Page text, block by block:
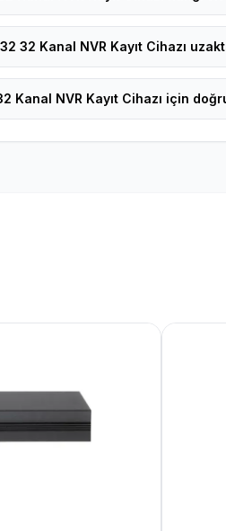
32 Kanal NVR Kayıt Cihazı
Kanal NVR Kayıt Cihazı için